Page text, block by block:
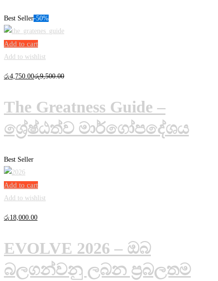
Best Seller-50%
Add to cart
Add to wishlist
රු4,750.00රු9,500.00
The Greatness Guide –
ශ්‍රේෂ්ඨත්ව මාර්ගෝපදේශය
Best Seller
Add to cart
Add to wishlist
රු18,000 .00
EVOLVE 2026 – ඔබ
බලගන්වනු ලබන ප්‍රබලතම